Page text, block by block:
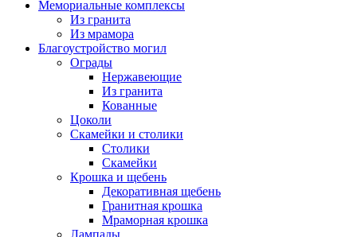
Мемориальные комплексы
Из гранита
Из мрамора
Благоустройство могил
Ограды
Нержавеющие
Из гранита
Кованные
Цоколи
Скамейки и столики
Столики
Скамейки
Крошка и щебень
Декоративная щебень
Гранитная крошка
Мраморная крошка
Лампады